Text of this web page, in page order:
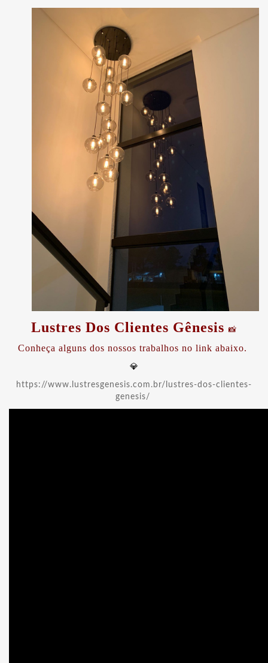
Lustres Dos Clientes Gênesis 📸
Conheça alguns dos nossos trabalhos no link abaixo.
💎
https://www.lustresgenesis.com.br/lustres-dos-clientes-
genesis/